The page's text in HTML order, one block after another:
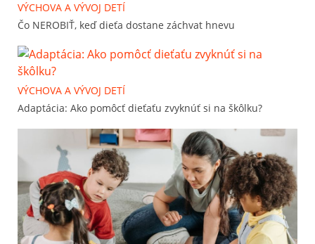
VÝCHOVA A VÝVOJ DETÍ
Čo NEROBIŤ, keď dieťa dostane záchvat hnevu
VÝCHOVA A VÝVOJ DETÍ
Adaptácia: Ako pomôcť dieťaťu zvyknúť si na škôlku?